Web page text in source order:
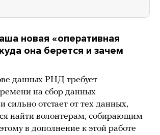
новая «оперативная
она берется и зачем
данных РНД требует
на сбор данных
сильно отстает от тех данных,
найти волонтерам, собирающим
в дополнение к этой работе